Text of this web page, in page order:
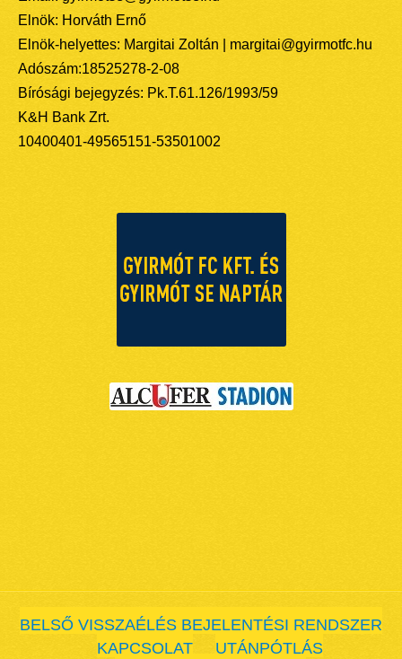
Elnök: Horváth Ernő
Elnök-helyettes: Margitai Zoltán | margitai@gyirmotfc.hu
Adószám:18525278-2-08
Bírósági bejegyzés: Pk.T.61.126/1993/59
K&H Bank Zrt.
10400401-49565151-53501002
BELSŐ VISSZAÉLÉS BEJELENTÉSI RENDSZER
KAPCSOLAT
UTÁNPÓTLÁS